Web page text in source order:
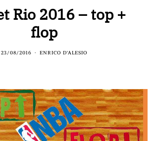
Rio 2016 – top +
flop
23/08/2016 ENRICO D'ALESIO